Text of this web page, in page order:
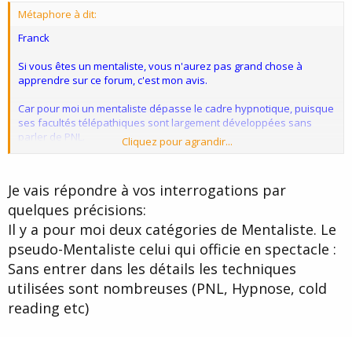
Métaphore à dit:
Franck
Si vous êtes un mentaliste, vous n'aurez pas grand chose à
apprendre sur ce forum, c'est mon avis.
Car pour moi un mentaliste dépasse le cadre hypnotique, puisque
ses facultés télépathiques sont largement développées sans
parler de PNL.
D'autres Mentalistes utilisent,en toute honnêteté,leurs
connaissances poussées (PNL, hypnose, suggestion, etc) pour
combattre le charlatanisme (faux voyants) ou encore pour
aider (conseiller) les enquêteurs dans la police (surtout outre
atlantique).
Vous pensez vraiment que les PNListes combattent le
charlatanisme...j'en doute fort, c'est peut être votre position de
Cliquez pour agrandir...
Je vais répondre à vos interrogations par
quelques précisions:
Il y a pour moi deux catégories de Mentaliste. Le
pseudo-Mentaliste celui qui officie en spectacle :
Sans entrer dans les détails les techniques
utilisées sont nombreuses (PNL, Hypnose, cold
reading etc)